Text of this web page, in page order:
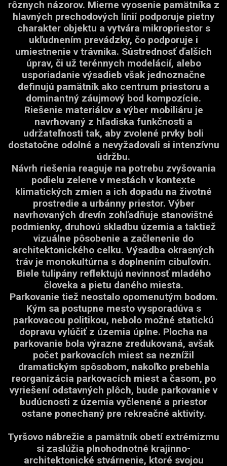
rôznych názorov. Mierne vyosenie pamätníka z
hlavných prechodových línií podporuje pietny
charakter objektu a vytvára mikropriestor s
ukľudnením prevádzky, čo podporuje i
umiestnenie v trávnika. Sústrednosť ďalších
úprav, či už terénnych modelácií, alebo
usporiadanie výsadieb však jednoznačne
definujú pamätník ako centrum priestoru a
dominantný záujmový bod kompozície.
Riešenie materiálov a výber mobiliáru je
navrhovaný z hľadiska funkčnosti a
udržateľnosti tak, aby zvolené prvky boli
dostatočne odolné a nevyžadovali si intenzívnu
údržbu.
Návrh riešenia reaguje na potrebu zvyšovania
podielu zelene v mestách v kontexte
klimatických zmien a ich dopadu na životné
prostredie a urbánny priestor. Výber
navrhovaných drevín zohľadňuje stanovištné
podmienky, druhovú skladbu územia a taktiež
vizuálne pôsobenie a začlenenie do
architektonického celku. Výsadba okrasných
tráv je monokultúrna s doplnením cibuľovín.
Biele tulipány reflektujú nevinnosť mladého
človeka a pietu daného miesta.
Parkovanie tiež neostalo opomenutým bodom.
Kým sa postupne mesto vysporadúva s
parkovacou politikou, nebolo možné statickú
dopravu vylúčiť z územia úplne. Plocha na
parkovanie bola výrazne zredukovaná, avšak
počet parkovacích miest sa neznížil
dramatickým spôsobom, nakoľko prebehla
reorganizácia parkovacích miest a časom, po
vyriešení odstavných plôch, bude parkovanie v
budúcnosti z územia vyčlenené a priestor
ostane ponechaný pre rekreačné aktivity.
Tyršovo nábrežie a pamätník obetí extrémizmu
si zaslúžia plnohodnotné krajinno-
architektonické stvárnenie, ktoré svojou